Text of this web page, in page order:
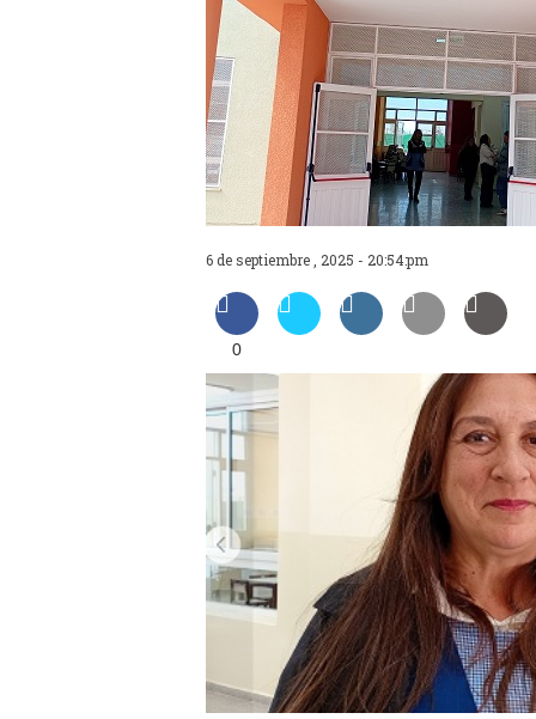
6 de septiembre , 2025 - 20:54:pm
0